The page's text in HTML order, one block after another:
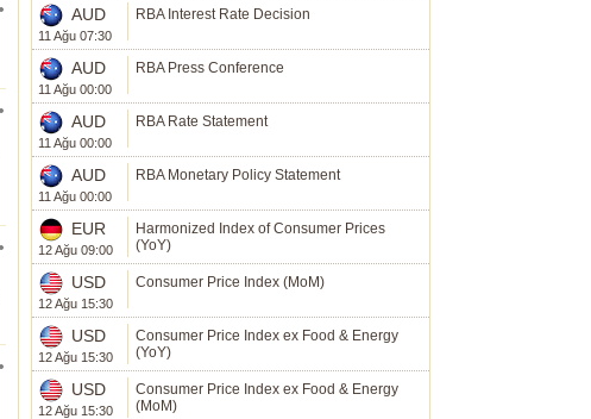
AUD
11 Ağu 07:30
RBA Interest Rate Decision
AUD
11 Ağu 00:00
RBA Press Conference
AUD
11 Ağu 00:00
RBA Rate Statement
AUD
11 Ağu 00:00
RBA Monetary Policy Statement
EUR
12 Ağu 09:00
Harmonized Index of Consumer Prices
(YoY)
USD
12 Ağu 15:30
Consumer Price Index (MoM)
USD
12 Ağu 15:30
Consumer Price Index ex Food & Energy
(YoY)
USD
12 Ağu 15:30
Consumer Price Index ex Food & Energy
(MoM)